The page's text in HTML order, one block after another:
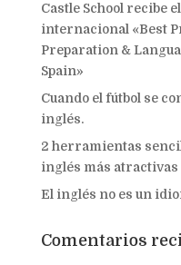
Castle School recibe
internacional «Best
Preparation &
Spain»
Cuando el fútbol se
inglés.
2 herramientas
inglés más
El inglés no es un
Comentarios